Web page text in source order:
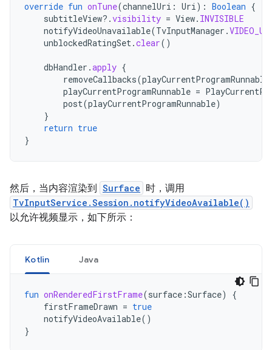
override fun onTune(channelUri : Uri): Boolean {
subtitleView?.visibility = View. INVISIBLE
notifyVideoUnavailable(TvInputManager .
unblockedRatingSet.clear()
dbHandler .apply {
removeCallbacks(playCurrentProgramRunnable
playCurrentProgramRunnable =
post(playCurrentProgramRunnable)
}
return true
}
然后，当内容渲染到 Surface 时，调用
TvInputService.Session.notifyVideoAvailable()
以允许视频显示，如下所示：
Kotlin Java
fun onRenderedFirstFrame(surface :Surface)
{
firstFrameDrawn = true
notifyVideoAvailable()
}